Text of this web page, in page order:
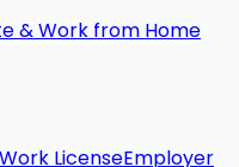
& Work from Home
LicenseEmployer